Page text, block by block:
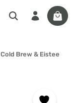
Cold Brew & Eistee